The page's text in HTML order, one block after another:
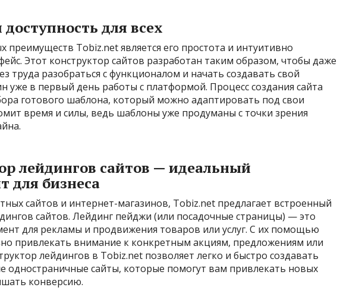
для всех
преимуществ Tobiz.net является его простота и интуитивно
Этот конструктор сайтов разработан таким образом, чтобы даже
труда разобраться с функционалом и начать создавать свой
уже в первый день работы с платформой. Процесс создания сайта
готового шаблона, который можно адаптировать под свои
время и силы, ведь шаблоны уже продуманы с точки зрения
лейдингов сайтов — идеальный
для бизнеса
сайтов и интернет-магазинов, Tobiz.net предлагает встроенный
сайтов. Лейдинг пейджи (или посадочные страницы) — это
для рекламы и продвижения товаров или услуг. С их помощью
привлекать внимание к конкретным акциям, предложениям или
лейдингов в Tobiz.net позволяет легко и быстро создавать
одностраничные сайты, которые помогут вам привлекать новых
конверсию.